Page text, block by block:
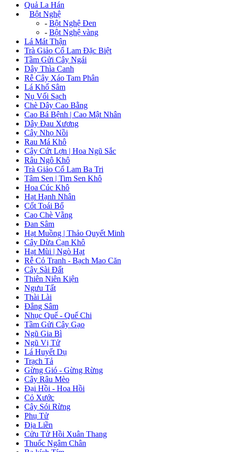
Quả La Hán
Bột Nghệ
- Bột Nghệ Đen
- Bột Nghệ vàng
Lá Mát Thận
Trà Giảo Cổ Lam Đặc Biệt
Tầm Gửi Cây Ngái
Dây Thìa Canh
Rễ Cây Xáo Tam Phân
Lá Khổ Sâm
Nụ Vối Sạch
Chè Dây Cao Bằng
Cao Bá Bệnh | Cao Mật Nhân
Dây Đau Xương
Cây Nhọ Nồi
Rau Má Khô
Cây Cứt Lợn | Hoa Ngũ Sắc
Râu Ngô Khô
Trà Giảo Cổ Lam Ba Tri
Tâm Sen | Tim Sen Khô
Hoa Cúc Khô
Hạt Hạnh Nhân
Cốt Toái Bổ
Cao Chè Vằng
Đan Sâm
Hạt Muồng | Thảo Quyết Minh
Cây Dừa Cạn Khô
Hạt Mùi | Ngò Hạt
Rễ Cỏ Tranh - Bạch Mao Căn
Cây Sài Đất
Thiên Niên Kiện
Ngưu Tất
Thài Lài
Đẳng Sâm
Nhục Quế - Quế Chi
Tầm Gửi Cây Gạo
Ngũ Gia Bì
Ngũ Vị Tử
Lá Huyết Dụ
Trạch Tả
Gừng Gió - Gừng Rừng
Cây Râu Mèo
Đại Hồi - Hoa Hồi
Cỏ Xước
Cây Sói Rừng
Phụ Tử
Địa Liền
Cửu Tử Hồi Xuân Thang
Thuốc Ngâm Chân